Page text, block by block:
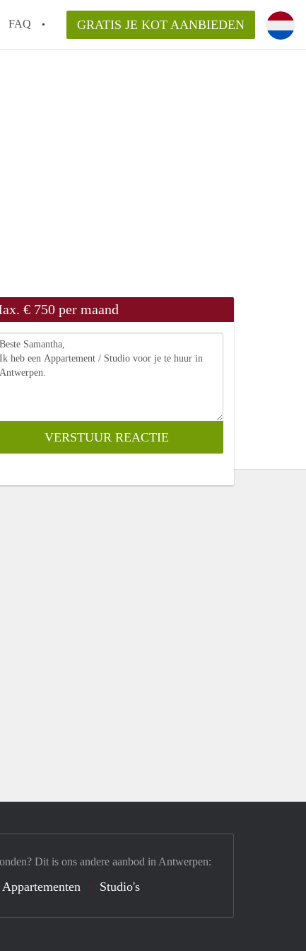
FAQ
waarom is het belangrijk?
studio en appartement?
naar een kot in Antwerpen?
GRATIS JE KOT AANBIEDEN
€ 750 per maand
Dit is ons andere aanbod in Antwerpen:
Appartementen Studio's